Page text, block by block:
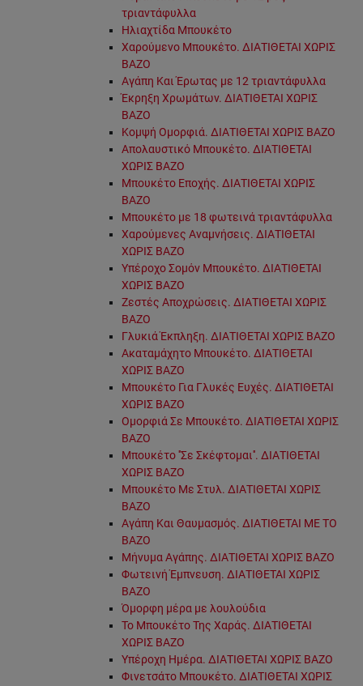
τριαντάφυλλα
Ηλιαχτίδα Μπουκέτο
Χαρούμενο Μπουκέτο. ΔΙΑΤΙΘΕΤΑΙ ΧΩΡΙΣ
ΒΑΖΟ
Αγάπη Και Έρωτας με 12 τριαντάφυλλα
Έκρηξη Χρωμάτων. ΔΙΑΤΙΘΕΤΑΙ ΧΩΡΙΣ
ΒΑΖΟ
Κομψή Ομορφιά. ΔΙΑΤΙΘΕΤΑΙ ΧΩΡΙΣ ΒΑΖΟ
Απολαυστικό Μπουκέτο. ΔΙΑΤΙΘΕΤΑΙ
ΧΩΡΙΣ ΒΑΖΟ
Μπουκέτο Εποχής. ΔΙΑΤΙΘΕΤΑΙ ΧΩΡΙΣ
ΒΑΖΟ
Μπουκέτο με 18 φωτεινά τριαντάφυλλα
Χαρούμενες Αναμνήσεις. ΔΙΑΤΙΘΕΤΑΙ
ΧΩΡΙΣ ΒΑΖΟ
Υπέροχο Σομόν Μπουκέτο. ΔΙΑΤΙΘΕΤΑΙ
ΧΩΡΙΣ ΒΑΖΟ
Ζεστές Αποχρώσεις. ΔΙΑΤΙΘΕΤΑΙ ΧΩΡΙΣ
ΒΑΖΟ
Γλυκιά Έκπληξη. ΔΙΑΤΙΘΕΤΑΙ ΧΩΡΙΣ ΒΑΖΟ
Ακαταμάχητο Μπουκέτο. ΔΙΑΤΙΘΕΤΑΙ
ΧΩΡΙΣ ΒΑΖΟ
Μπουκέτο Για Γλυκές Ευχές. ΔΙΑΤΙΘΕΤΑΙ
ΧΩΡΙΣ ΒΑΖΟ
Ομορφιά Σε Μπουκέτο. ΔΙΑΤΙΘΕΤΑΙ ΧΩΡΙΣ
ΒΑΖΟ
Μπουκέτο ''Σε Σκέφτομαι''. ΔΙΑΤΙΘΕΤΑΙ
ΧΩΡΙΣ ΒΑΖΟ
Μπουκέτο Με Στυλ. ΔΙΑΤΙΘΕΤΑΙ ΧΩΡΙΣ
ΒΑΖΟ
Αγάπη Και Θαυμασμός. ΔΙΑΤΙΘΕΤΑΙ ΜΕ ΤΟ
ΒΑΖΟ
Μήνυμα Αγάπης. ΔΙΑΤΙΘΕΤΑΙ ΧΩΡΙΣ ΒΑΖΟ
Φωτεινή Έμπνευση. ΔΙΑΤΙΘΕΤΑΙ ΧΩΡΙΣ
ΒΑΖΟ
Όμορφη μέρα με λουλούδια
Το Μπουκέτο Της Χαράς. ΔΙΑΤΙΘΕΤΑΙ
ΧΩΡΙΣ ΒΑΖΟ
Υπέροχη Ημέρα. ΔΙΑΤΙΘΕΤΑΙ ΧΩΡΙΣ ΒΑΖΟ
Φινετσάτο Μπουκέτο. ΔΙΑΤΙΘΕΤΑΙ ΧΩΡΙΣ